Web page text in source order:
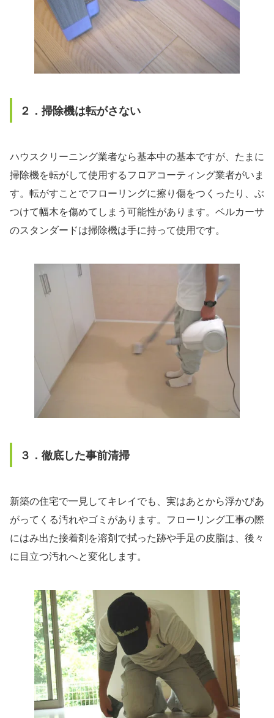
２．掃除機は転がさない
ハウスクリーニング業者なら基本中の基本ですが、たまに
掃除機を転がして使用するフロアコーティング業者がいま
す。転がすことでフローリングに擦り傷をつくったり、ぶ
つけて幅木を傷めてしまう可能性があります。ベルカーサ
のスタンダードは掃除機は手に持って使用です。
３．徹底した事前清掃
新築の住宅で一見してキレイでも、実はあとから浮かびあ
がってくる汚れやゴミがあります。フローリング工事の際
にはみ出た接着剤を溶剤で拭った跡や手足の皮脂は、後々
に目立つ汚れへと変化します。